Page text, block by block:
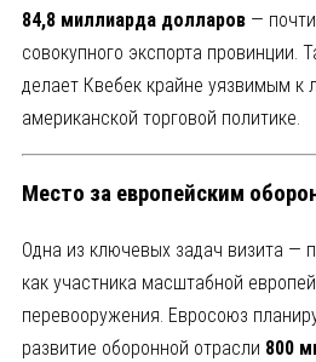
84,8 миллиарда долларов — почти
совокупного экспорта провинции.
делает Квебек крайне уязвимым
американской торговой политике.
Место за европейским
Одна из ключевых задач визита —
как участника масштабной
перевооружения. Евросоюз
развитие оборонной отрасли 800